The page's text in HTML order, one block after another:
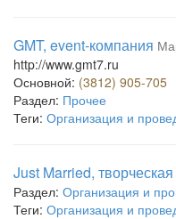
GMT, event-компания
http://www.gmt7.ru
Основной: (3812) 905-705
Раздел: Прочее
Теги: Организация и
Just Married,
Раздел: Организация и
Теги: Организация и